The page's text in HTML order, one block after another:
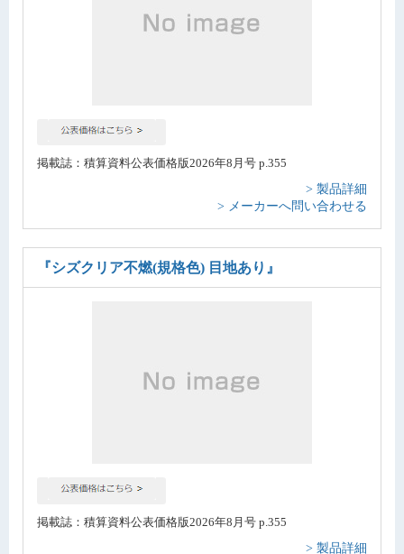
掲載誌：積算資料公表価格版2026年8月号 p.355
> 製品詳細
> メーカーへ問い合わせる
『シズクリア不燃(規格色) 目地あり』
掲載誌：積算資料公表価格版2026年8月号 p.355
> 製品詳細